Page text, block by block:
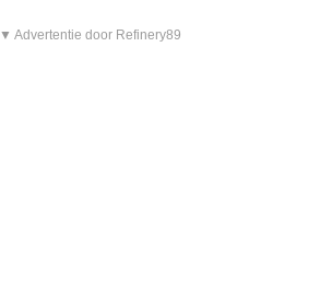
▼ Advertentie door Refinery89